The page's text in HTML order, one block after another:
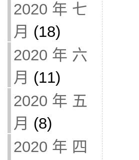
2020 年 七
月 (18)
2020 年 六
月 (11)
2020 年 五
月 (8)
2020 年 四